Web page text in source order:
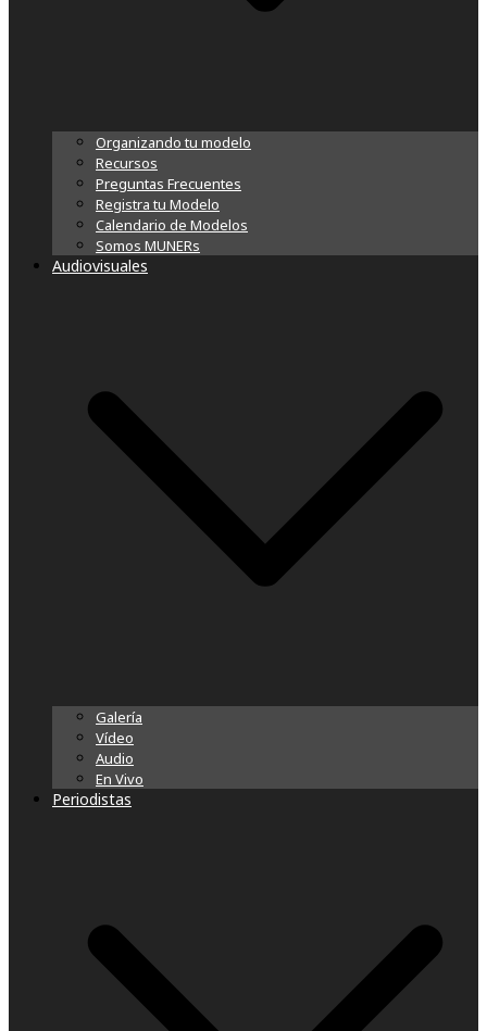
Organizando tu modelo
Recursos
Preguntas Frecuentes
Registra tu Modelo
Calendario de Modelos
Somos MUNERs
Audiovisuales
Galería
Vídeo
Audio
En Vivo
Periodistas